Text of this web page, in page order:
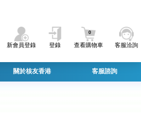
新會員登錄 登錄 查看購物車
0
客服洽詢
關於核友香港 客服諮詢